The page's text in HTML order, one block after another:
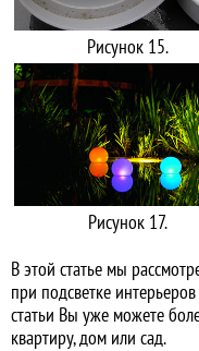
Рисунок 15.
Рисунок 17.
В этой статье мы
при подсветке
статьи Вы уже можете
квартиру, дом или сад.